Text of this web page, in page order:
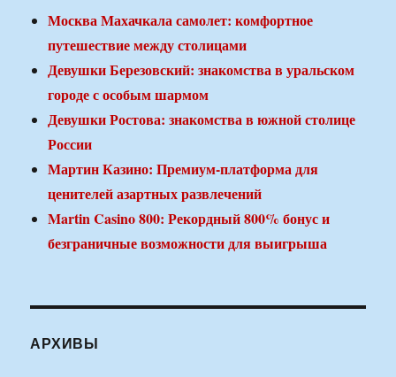
Москва Махачкала самолет: комфортное
путешествие между столицами
Девушки Березовский: знакомства в уральском
городе с особым шармом
Девушки Ростова: знакомства в южной столице
России
Мартин Казино: Премиум-платформа для
ценителей азартных развлечений
Martin Casino 800: Рекордный 800% бонус и
безграничные возможности для выигрыша
АРХИВЫ